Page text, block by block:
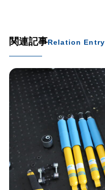
関連記事Relation Entry